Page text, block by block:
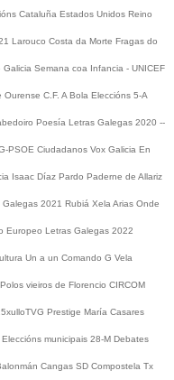
Cataluña Estados Unidos Reino
Larouco Costa da Morte Fragas do
Galicia Semana coa Infancia - UNICEF
Ourense C.F. A Bola Eleccións 5-A
Poesía Letras Galegas 2020 --
PSOE Ciudadanos Vox Galicia En
Isaac Díaz Pardo Paderne de Allariz
Galegas 2021 Rubiá Xela Arias Onde
Europeo Letras Galegas 2022
Un a un Comando G Vela
Polos vieiros de Florencio CIRCOM
Prestige María Casares
Eleccións municipais 28-M Debates
Cangas SD Compostela Tx